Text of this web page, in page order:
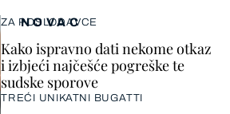
NOVAC
ZA POSLODAVCE
Kako ispravno dati nekome otkaz
i izbjeći najčešće pogreške te
sudske sporove
TREĆI UNIKATNI BUGATTI